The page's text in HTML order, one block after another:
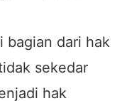
bagian dari hak
sekedar
hak